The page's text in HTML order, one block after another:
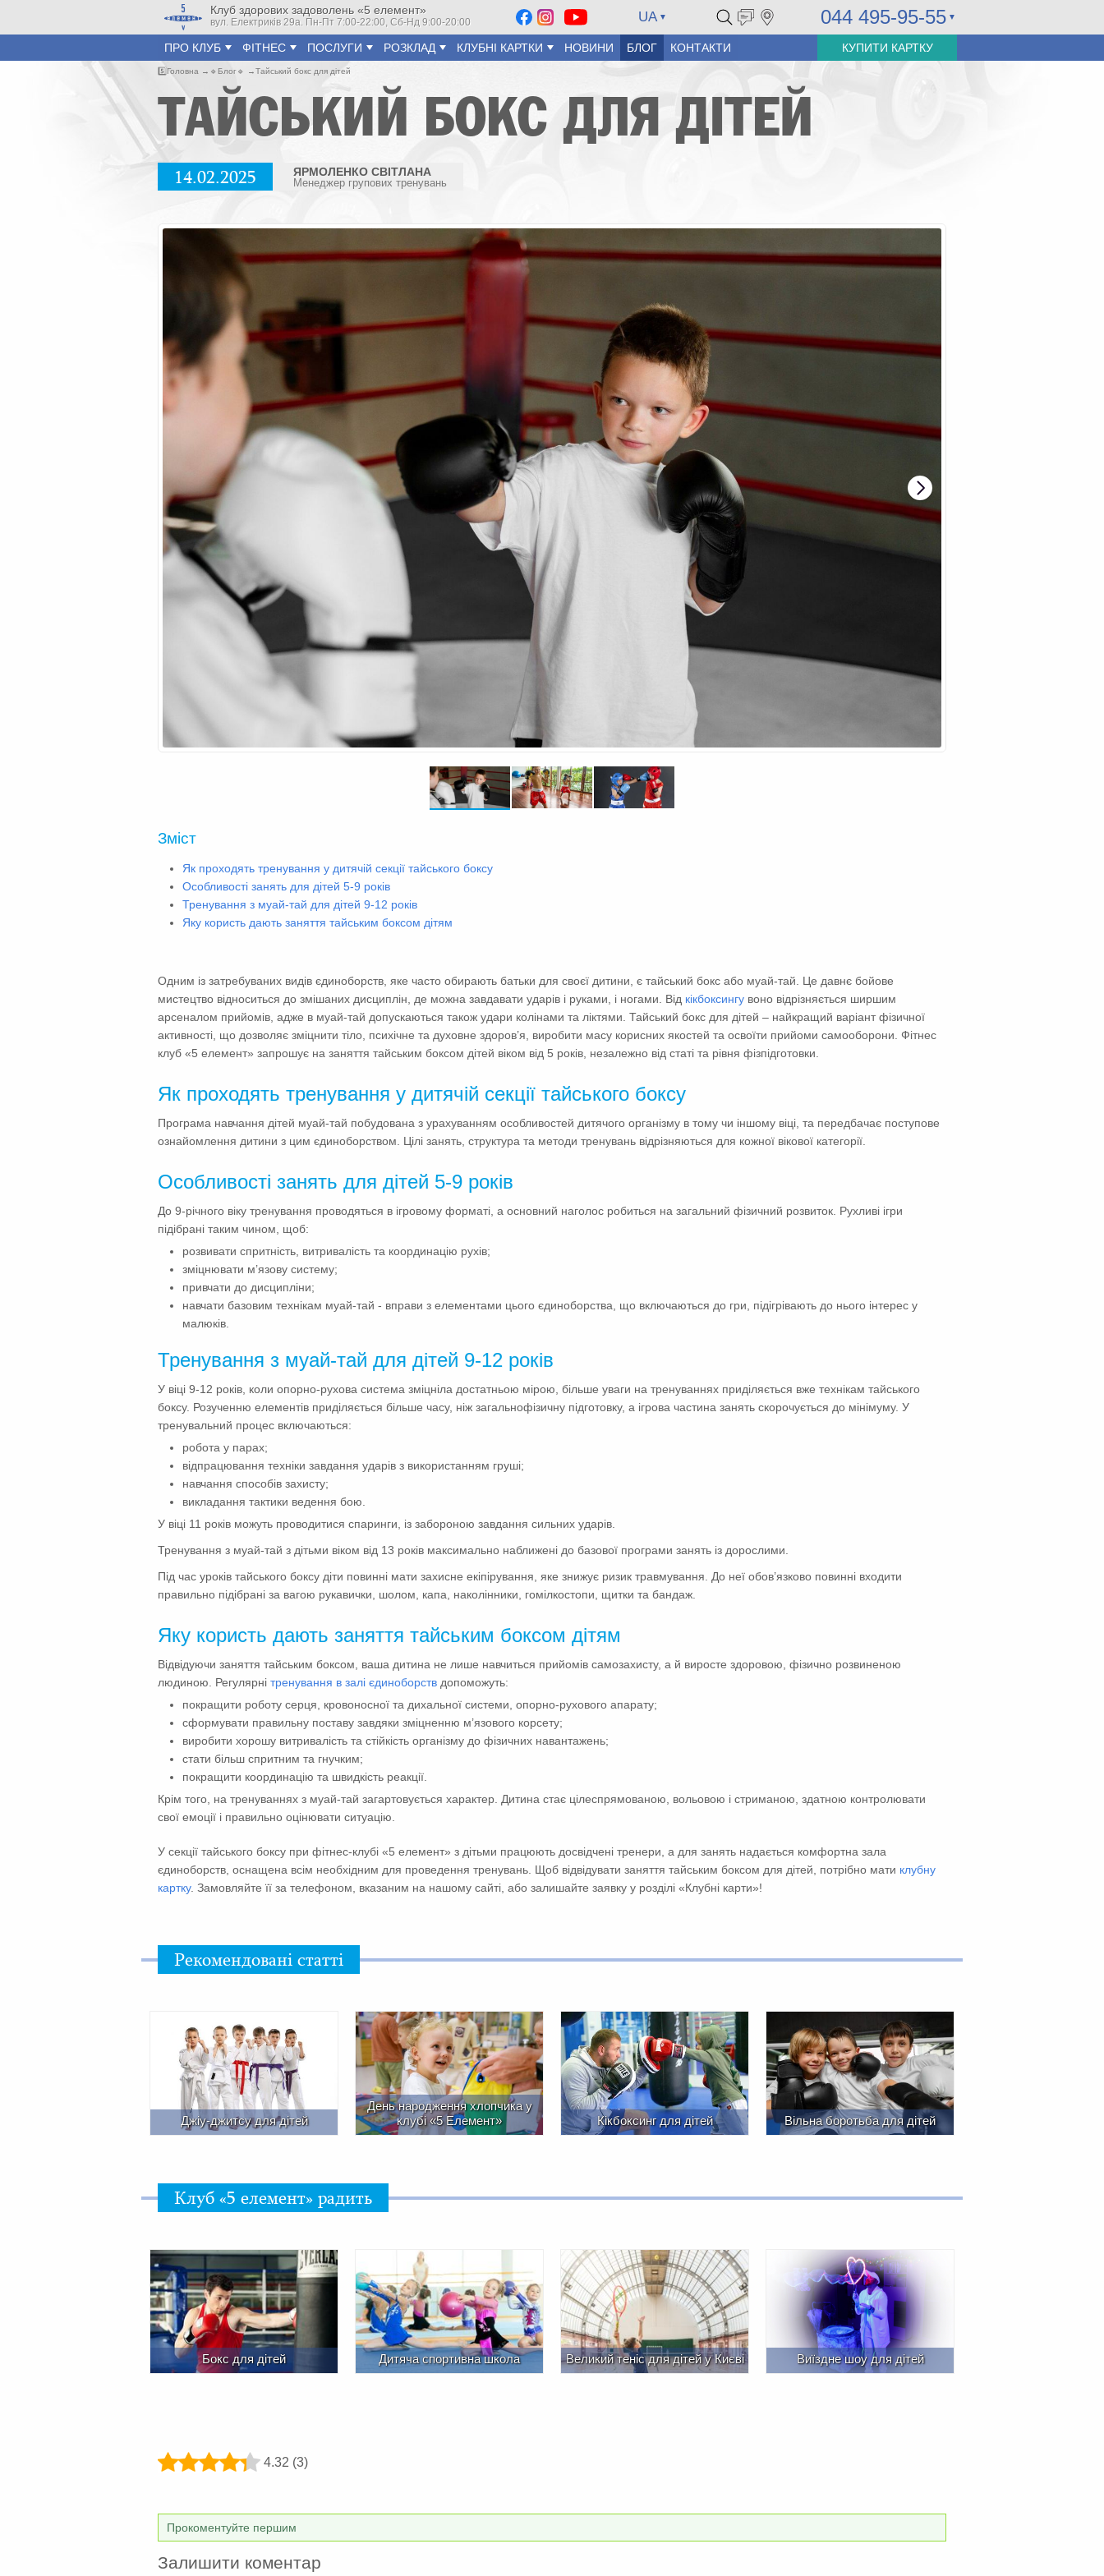
Клуб здорових задоволень «5 елемент»
вул. Електриків 29а. Пн-Пт 7:00-22:00, Сб-Нд 9:00-20:00 UA 044 495-95-55
ПРО КЛУБ ФIТНЕС ПОСЛУГИ РОЗКЛАД КЛУБНІ КАРТКИ НОВИНИ БЛОГ КОНТАКТИ КУПИТИ КАРТКУ
5️⃣Головна 🔹 Блог🔹 Тайський бокс для дітей
ТАЙСЬКИЙ БОКС ДЛЯ ДІТЕЙ
14.02.2025 ЯРМОЛЕНКО СВІТЛАНА
Менеджер групових тренувань
Зміст
Як проходять тренування у дитячій секції тайського боксу
Особливості занять для дітей 5-9 років
Тренування з муай-тай для дітей 9-12 років
Яку користь дають заняття тайським боксом дітям
Одним із затребуваних видів єдиноборств, яке часто обирають батьки для своєї дитини, є тайський бокс або муай-тай. Це давнє бойове
мистецтво відноситься до змішаних дисциплін, де можна завдавати ударів і руками, і ногами. Від кікбоксингу воно відрізняється ширшим
арсеналом прийомів, адже в муай-тай допускаються також удари колінами та ліктями. Тайський бокс для дітей – найкращий варіант фізичної
активності, що дозволяє зміцнити тіло, психічне та духовне здоров’я, виробити масу корисних якостей та освоїти прийоми самооборони. Фітнес
клуб «5 елемент» запрошує на заняття тайським боксом дітей віком від 5 років, незалежно від статі та рівня фізпідготовки.
Як проходять тренування у дитячій секції тайського боксу
Програма навчання дітей муай-тай побудована з урахуванням особливостей дитячого організму в тому чи іншому віці, та передбачає поступове
ознайомлення дитини з цим єдиноборством. Цілі занять, структура та методи тренувань відрізняються для кожної вікової категорії.
Особливості занять для дітей 5-9 років
До 9-річного віку тренування проводяться в ігровому форматі, а основний наголос робиться на загальний фізичний розвиток. Рухливі ігри
підібрані таким чином, щоб:
розвивати спритність, витривалість та координацію рухів;
зміцнювати м’язову систему;
привчати до дисципліни;
навчати базовим технікам муай-тай - вправи з елементами цього єдиноборства, що включаються до гри, підігрівають до нього інтерес у
малюків.
Тренування з муай-тай для дітей 9-12 років
У віці 9-12 років, коли опорно-рухова система зміцніла достатньою мірою, більше уваги на тренуваннях приділяється вже технікам тайського
боксу. Розученню елементів приділяється більше часу, ніж загальнофізичну підготовку, а ігрова частина занять скорочується до мінімуму. У
тренувальний процес включаються:
робота у парах;
відпрацювання техніки завдання ударів з використанням груші;
навчання способів захисту;
викладання тактики ведення бою.
У віці 11 років можуть проводитися спаринги, із забороною завдання сильних ударів.
Тренування з муай-тай з дітьми віком від 13 років максимально наближені до базової програми занять із дорослими.
Під час уроків тайського боксу діти повинні мати захисне екіпірування, яке знижує ризик травмування. До неї обов’язково повинні входити
правильно підібрані за вагою рукавички, шолом, капа, наколінники, гомілкостопи, щитки та бандаж.
Яку користь дають заняття тайським боксом дітям
Відвідуючи заняття тайським боксом, ваша дитина не лише навчиться прийомів самозахисту, а й виросте здоровою, фізично розвиненою
людиною. Регулярні тренування в залі єдиноборств допоможуть:
покращити роботу серця, кровоносної та дихальної системи, опорно-рухового апарату;
сформувати правильну поставу завдяки зміцненню м’язового корсету;
виробити хорошу витривалість та стійкість організму до фізичних навантажень;
стати більш спритним та гнучким;
покращити координацію та швидкість реакції.
Крім того, на тренуваннях з муай-тай загартовується характер. Дитина стає цілеспрямованою, вольовою і стриманою, здатною контролювати
свої емоції і правильно оцінювати ситуацію.
У секції тайського боксу при фітнес-клубі «5 елемент» з дітьми працюють досвідчені тренери, а для занять надається комфортна зала
єдиноборств, оснащена всім необхідним для проведення тренувань. Щоб відвідувати заняття тайським боксом для дітей, потрібно мати клубну
картку. Замовляйте її за телефоном, вказаним на нашому сайті, або залишайте заявку у розділі «Клубні карти»!
Рекомендовані статті
Джіу-джитсу для дітей
День народження хлопчика у
клубі «5 Елемент»
Кікбоксинг для дітей Вільна боротьба для дітей
Клуб «5 eлемент» радить
Бокс для дітей Дитяча спортивна школа Великий теніс для дітей у Києві Виїздне шоу для дітей
4.32 (3)
Прокоментуйте першим
Залишити коментар